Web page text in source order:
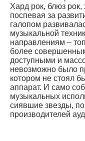
Хард рок, блюз
поспевая за
галопом
музыкальной
направлениям –
более
доступными и
невозможно было
котором не стоял
аппарат. И само
музыкальных
сиявшие звезды,
производителей